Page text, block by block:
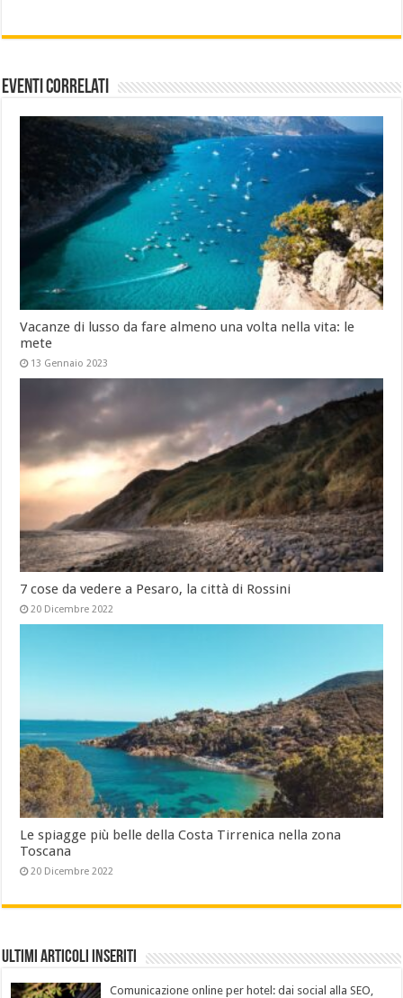
Eventi Correlati
Vacanze di lusso da fare almeno una volta nella vita: le
mete
13 Gennaio 2023
7 cose da vedere a Pesaro, la città di Rossini
20 Dicembre 2022
Le spiagge più belle della Costa Tirrenica nella zona
Toscana
20 Dicembre 2022
Ultimi Articoli Inseriti
Comunicazione online per hotel: dai social alla SEO,